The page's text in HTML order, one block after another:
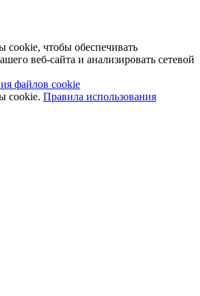
чтобы обеспечивать
веб-сайта и анализировать сетевой
файлов cookie
cookie. Правила использования